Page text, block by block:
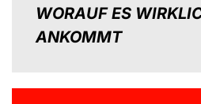
WORAUF ES
ANKOMMT